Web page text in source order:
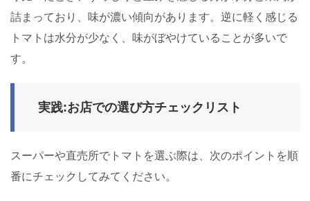
詰まっており、味が濃い傾向があります。逆に軽く感じる
トマトは水分が少なく、味がぼやけていることが多いで
す。
実践:お店での選び方チェックリスト
スーパーや直売所でトマトを選ぶ際は、次のポイントを順
番にチェックしてみてください。